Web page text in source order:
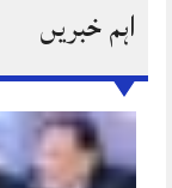
اہم خبریں